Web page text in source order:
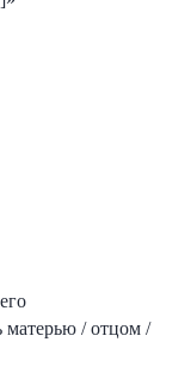
/ отцом /